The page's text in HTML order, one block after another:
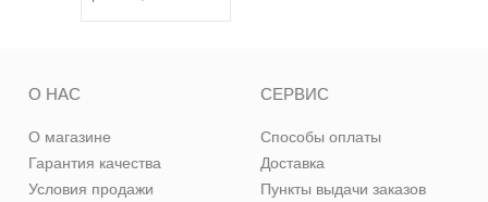
О НАС
О магазине
Гарантия качества
Условия продажи
СЕРВИС
Способы оплаты
Доставка
Пункты выдачи заказов